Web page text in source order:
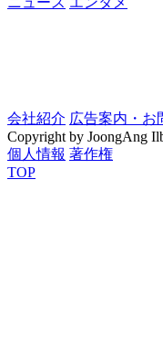
会社紹介 広告案内・お
Copyright by JoongAng
個人情報 著作権
TOP